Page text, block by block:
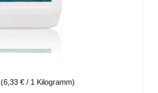
(6,33 € / 1 Kilogramm)